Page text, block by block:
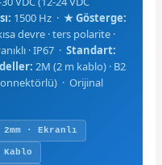
1500 Hz · ★ Gösterge:
devre · ters polarite ·
· IP67 · Standart:
2M (2 m kablo) · B2
· Orijinal
2mm · Ekranlı
Kablo